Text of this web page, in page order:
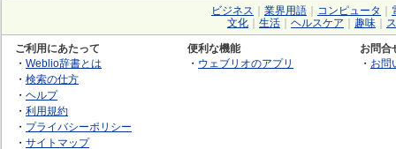
ビジネス 業界用語 コンピュータ
文化
生活 ヘルスケア 趣味
ご利用にあたって
・ Weblio辞書とは
・ 検索の仕方
・ ヘルプ
・ 利用規約
・ プライバシーポリシー
・ サイトマップ
便利な機能
・ ウェブリオのアプリ
お問合
・ お問